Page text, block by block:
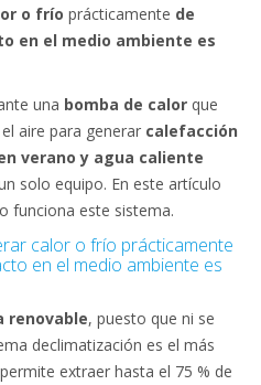
o frío prácticamente de
en el medio ambiente es
una bomba de calor que
aire para generar calefacción
verano y agua caliente
solo equipo. En este artículo
funciona este sistema.
calor o frío prácticamente
en el medio ambiente es
renovable, puesto que ni se
declimatización es el más
extraer hasta el 75 % de